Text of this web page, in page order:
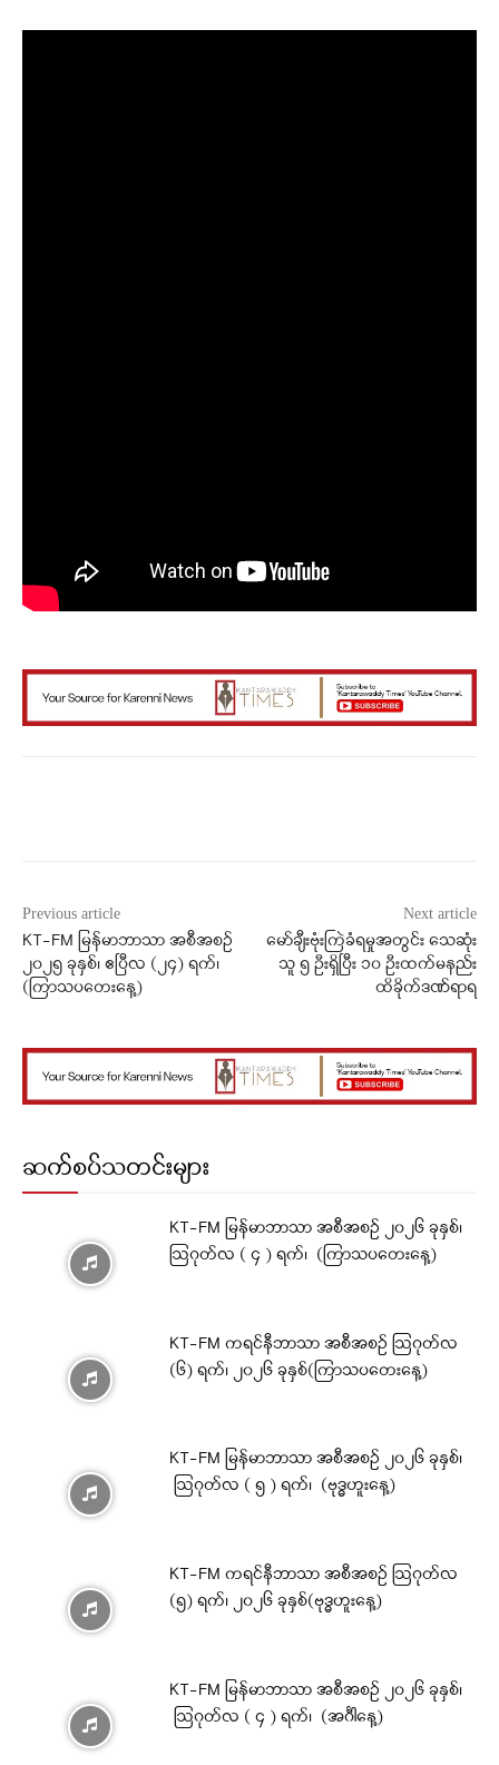
Previous article
KT-FM မြန်မာဘာသာ အစီအစဉ်
၂၀၂၅ ခုနှစ်၊ ဧပြီလ (၂၄) ရက်၊
(ကြာသပတေးနေ့)
Next article
မော်ချီးဗုံးကြဲခံရမှုအတွင်း သေဆုံး
သူ ၅ ဦးရှိပြီး ၁၀ ဦးထက်မနည်း
ထိခိုက်ဒဏ်ရာရ
ဆက်စပ်သတင်းများ
KT-FM မြန်မာဘာသာ အစီအစဉ် ၂၀၂၆ ခုနှစ်၊
ဩဂုတ်လ ( ၄ ) ရက်၊ (ကြာသပတေးနေ့)
KT-FM ကရင်နီဘာသာ အစီအစဉ် ဩဂုတ်လ
(၆) ရက်၊ ၂၀၂၆ ခုနှစ်(ကြာသပတေးနေ့)
KT-FM မြန်မာဘာသာ အစီအစဉ် ၂၀၂၆ ခုနှစ်၊
ဩဂုတ်လ ( ၅ ) ရက်၊ (ဗုဒ္ဓဟူးနေ့)
KT-FM ကရင်နီဘာသာ အစီအစဉ် ဩဂုတ်လ
(၅) ရက်၊ ၂၀၂၆ ခုနှစ်(ဗုဒ္ဓဟူးနေ့)
KT-FM မြန်မာဘာသာ အစီအစဉ် ၂၀၂၆ ခုနှစ်၊
ဩဂုတ်လ ( ၄ ) ရက်၊ (အင်္ဂါနေ့)